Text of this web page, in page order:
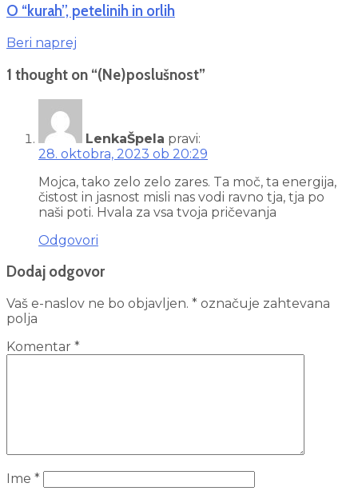
O “kurah”, petelinih in orlih
Beri naprej
1 thought on “(Ne)poslušnost”
LenkaŠpela pravi:
28. oktobra, 2023 ob 20:29
Mojca, tako zelo zelo zares. Ta moč, ta energija,
čistost in jasnost misli nas vodi ravno tja, tja po
naši poti. Hvala za vsa tvoja pričevanja
Odgovori
Dodaj odgovor
Vaš e-naslov ne bo objavljen. * označuje zahtevana
polja
Komentar *
Ime *